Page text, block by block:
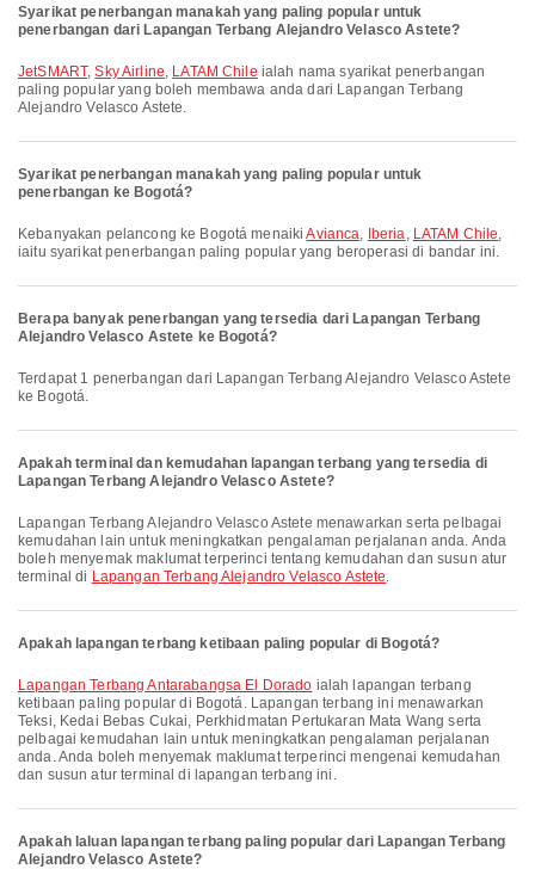
Syarikat penerbangan manakah yang paling popular untuk
penerbangan dari Lapangan Terbang Alejandro Velasco Astete?
JetSMART,Sky Airline, LATAM Chile ialah nama syarikat penerbangan
paling popular yang boleh membawa anda dari Lapangan Terbang
Alejandro Velasco Astete.
Syarikat penerbangan manakah yang paling popular untuk
penerbangan ke Bogotá?
Kebanyakan pelancong ke Bogotá menaikiAvianca, Iberia, LATAM Chile,
iaitu syarikat penerbangan paling popular yang beroperasi di bandar ini.
Berapa banyak penerbangan yang tersedia dari Lapangan Terbang
Alejandro Velasco Astete ke Bogotá?
Terdapat 1 penerbangan dari Lapangan Terbang Alejandro Velasco Astete
ke Bogotá.
Apakah terminal dan kemudahan lapangan terbang yang tersedia di
Lapangan Terbang Alejandro Velasco Astete?
Lapangan Terbang Alejandro Velasco Astete menawarkan serta pelbagai
kemudahan lain untuk meningkatkan pengalaman perjalanan anda. Anda
boleh menyemak maklumat terperinci tentang kemudahan dan susun atur
terminal di Lapangan Terbang Alejandro Velasco Astete.
Apakah lapangan terbang ketibaan paling popular di Bogotá?
Lapangan Terbang Antarabangsa El Dorado ialah lapangan terbang
ketibaan paling popular di Bogotá. Lapangan terbang ini menawarkan
Teksi, Kedai Bebas Cukai, Perkhidmatan Pertukaran Mata Wang serta
pelbagai kemudahan lain untuk meningkatkan pengalaman perjalanan
anda. Anda boleh menyemak maklumat terperinci mengenai kemudahan
dan susun atur terminal di lapangan terbang ini.
Apakah laluan lapangan terbang paling popular dari Lapangan Terbang
Alejandro Velasco Astete?